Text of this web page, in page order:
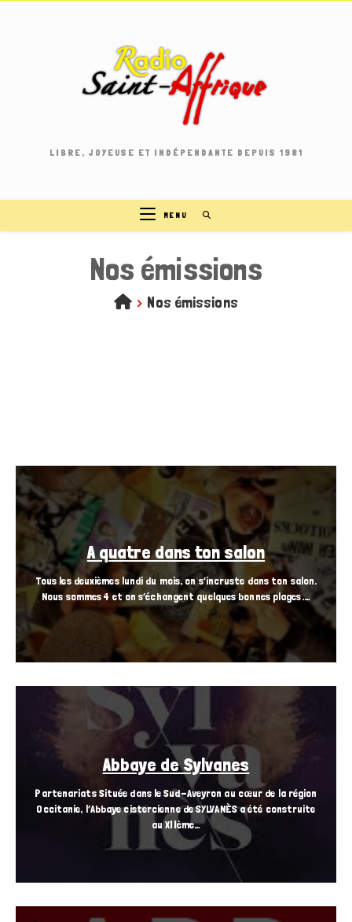
LIBRE, JOYEUSE ET INDÉPENDANTE DEPUIS 1981
MENU
Nos émissions
> Nos émissions
A quatre dans ton salon
Tous les deuxièmes lundi du mois, on s’incruste dans ton salon.
Nous sommes 4 et on s’échangent quelques bonnes plages.…
Abbaye de Sylvanes
Partenariats Située dans le Sud-Aveyron au cœur de la région
Occitanie, l’Abbaye cistercienne de SYLVANÈS a été construite
au XIIème…